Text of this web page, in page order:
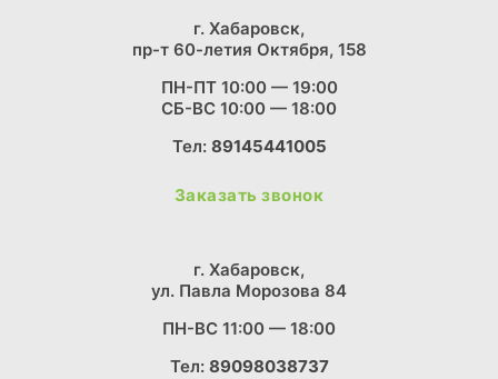
г. Хабаровск,
пр-т 60-летия Октября, 158
ПН-ПТ 10:00 — 19:00
СБ-ВС 10:00 — 18:00
Тел: 89145441005
Заказать звонок
г. Хабаровск,
ул. Павла Морозова 84
ПН-ВС 11:00 — 18:00
Тел: 89098038737